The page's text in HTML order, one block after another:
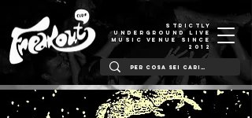
STRICTLY
UNDERGROUND LIVE
MUSIC VENUE SINCE
2012